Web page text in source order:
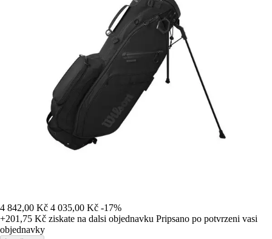
4 842,00 Kč 4 035,00 Kč -17%
+201,75 Kč ziskate na dalsi objednavku Pripsano po potvrzeni vasi
objednavky